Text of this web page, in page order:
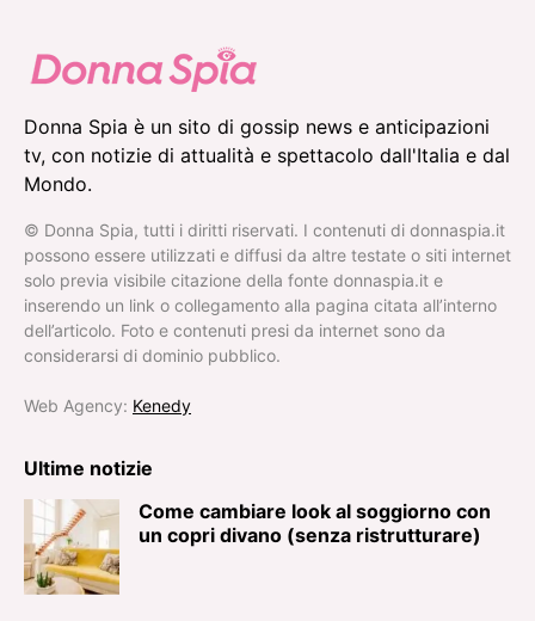
Donna Spia è un sito di gossip news e anticipazioni
tv, con notizie di attualità e spettacolo dall'Italia e dal
Mondo.
© Donna Spia, tutti i diritti riservati. I contenuti di donnaspia.it
possono essere utilizzati e diffusi da altre testate o siti internet
solo previa visibile citazione della fonte donnaspia.it e
inserendo un link o collegamento alla pagina citata all’interno
dell’articolo. Foto e contenuti presi da internet sono da
considerarsi di dominio pubblico.
Web Agency: Kenedy
Ultime notizie
Come cambiare look al soggiorno con
un copri divano (senza ristrutturare)